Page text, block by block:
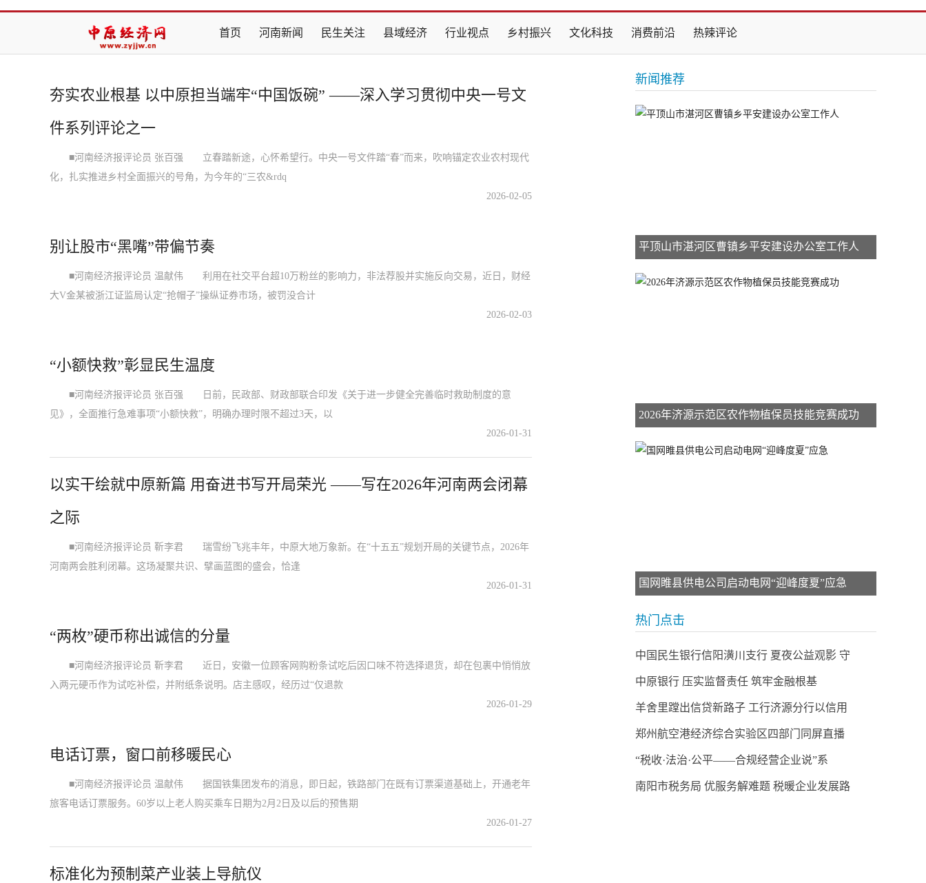
首页 河南新闻 民生关注 县域经济 行业视点 乡村振兴 文化科技 消费前沿 热辣评论
夯实农业根基 以中原担当端牢“中国饭碗” ——深入学习贯彻中央一号文
件系列评论之一
■河南经济报评论员 张百强 立春踏新途，心怀希望行。中央一号文件踏“春”而来，吹响锚定农业农村现代
化，扎实推进乡村全面振兴的号角，为今年的“三农&rdq
2026-02-05
别让股市“黑嘴”带偏节奏
■河南经济报评论员 温献伟 利用在社交平台超10万粉丝的影响力，非法荐股并实施反向交易，近日，财经
大V金某被浙江证监局认定“抢帽子”操纵证券市场，被罚没合计
2026-02-03
“小额快救”彰显民生温度
■河南经济报评论员 张百强 日前，民政部、财政部联合印发《关于进一步健全完善临时救助制度的意
见》，全面推行急难事项“小额快救”，明确办理时限不超过3天，以
2026-01-31
以实干绘就中原新篇 用奋进书写开局荣光 ——写在2026年河南两会闭幕
之际
■河南经济报评论员 靳李君 瑞雪纷飞兆丰年，中原大地万象新。在“十五五”规划开局的关键节点，2026年
河南两会胜利闭幕。这场凝聚共识、擘画蓝图的盛会，恰逢
2026-01-31
“两枚”硬币称出诚信的分量
■河南经济报评论员 靳李君 近日，安徽一位顾客网购粉条试吃后因口味不符选择退货，却在包裹中悄悄放
入两元硬币作为试吃补偿，并附纸条说明。店主感叹，经历过“仅退款
2026-01-29
电话订票，窗口前移暖民心
■河南经济报评论员 温献伟 据国铁集团发布的消息，即日起，铁路部门在既有订票渠道基础上，开通老年
旅客电话订票服务。60岁以上老人购买乘车日期为2月2日及以后的预售期
2026-01-27
标准化为预制菜产业装上导航仪
新闻推荐
平顶山市湛河区曹镇乡平安建设办公室工作人
2026年济源示范区农作物植保员技能竞赛成功
国网睢县供电公司启动电网“迎峰度夏”应急
热门点击
中国民生银行信阳潢川支行 夏夜公益观影 守
中原银行 压实监督责任 筑牢金融根基
羊舍里蹚出信贷新路子 工行济源分行以信用
郑州航空港经济综合实验区四部门同屏直播
“税收·法治·公平——合规经营企业说”系
南阳市税务局 优服务解难题 税暖企业发展路